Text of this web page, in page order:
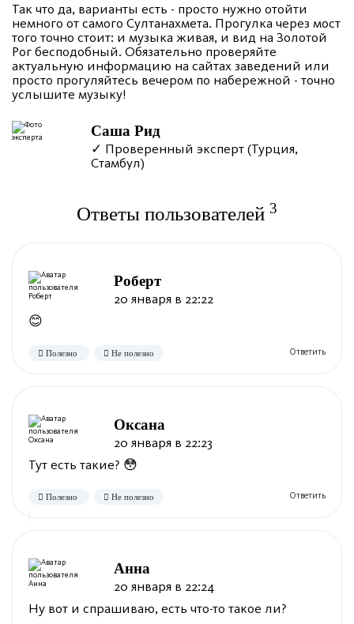
Так что да, варианты есть - просто нужно отойти
немного от самого Султанахмета. Прогулка через мост
того точно стоит: и музыка живая, и вид на Золотой
Рог бесподобный. Обязательно проверяйте
актуальную информацию на сайтах заведений или
просто прогуляйтесь вечером по набережной - точно
услышите музыку!
Саша Рид
✓ Проверенный эксперт (Турция,
Стамбул)
Ответы пользователей 3
Роберт
20 января в 22:22
😊
Оксана
20 января в 22:23
Тут есть такие? 😳
Анна
20 января в 22:24
Ну вот и спрашиваю, есть что-то такое ли?